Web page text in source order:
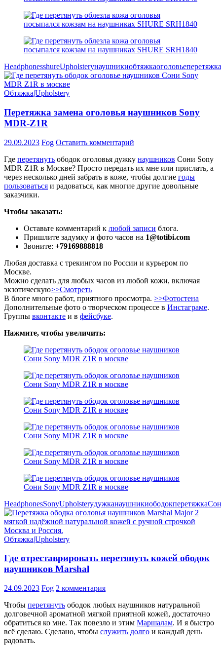
HeadphonesshureUpholsteryнаушникиобтяжкаоголовьеперетяжка
Обтяжка|Upholstery
Перетяжка замена оголовья наушников Sony
MDR-Z1R
29.09.2023 Fog Оставить комментарий
Где перетянуть ободок оголовья дужку наушников Сони Sony
MDR Z1R в Москве? Просто передать их мне или прислать, а
через несколько дней забрать в коже, чтобы долгие годы
пользоваться и радоваться, как многие другие довольные
заказчики.
Чтобы заказать:
Оставьте комментарий к любой записи блога.
Пришлите задумку и фото часов на 1@totibi.com
Звоните: +79169888818
Любая доставка с трекингом по России и курьером по
Москве.
Можно сделать для любых часов из любой кожи, включая
экзотическую>>Смотреть
В блоге много работ, приятного просмотра. >>Фотостена
Дополнительные фото о творческом процессе в Инстаграме.
Группы вконтакте и в фейсбуке.
Нажмите, чтобы увеличить:
HeadphonesSonyUpholsteryдужканаушникиободокперетяжка
Обтяжка|Upholstery
Где отреставрировать перетянуть кожей ободок
наушников Marshal
24.09.2023 Fog 2 комментария
Чтобы перетянуть ободок любых наушников натуральной
долговечной ароматной мягкой приятной кожей, достаточно
обратиться ко мне. Так повезло и этим Маршалам. И я быстро
всё сделаю. Сделано, чтобы служить долго и каждый день
радовать.